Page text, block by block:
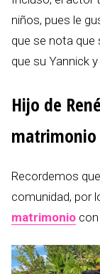
niños, pues le
que se nota que
que su Yannick
Hijo de
matrimonio
Recordemos
comunidad, por
matrimonio